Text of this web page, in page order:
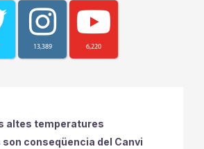
13,389 6,220
altes temperatures
conseqüencia del Canvi